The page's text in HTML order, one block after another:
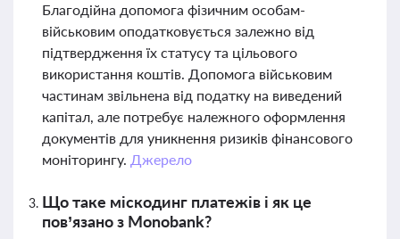
Благодійна допомога фізичним особам-
військовим оподатковується залежно від
підтвердження їх статусу та цільового
використання коштів. Допомога військовим
частинам звільнена від податку на виведений
капітал, але потребує належного оформлення
документів для уникнення ризиків фінансового
моніторингу. Джерело
Що таке міскодинг платежів і як це
пов’язано з Monobank?